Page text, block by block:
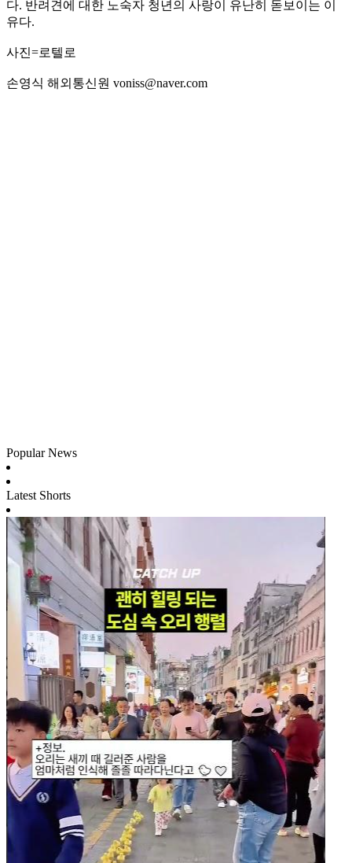
다. 반려견에 대한 노숙자 청년의 사랑이 유난히 돋보이는 이
유다.
사진=로텔로
손영식 해외통신원 voniss@naver.com
Popular News
Latest Shorts